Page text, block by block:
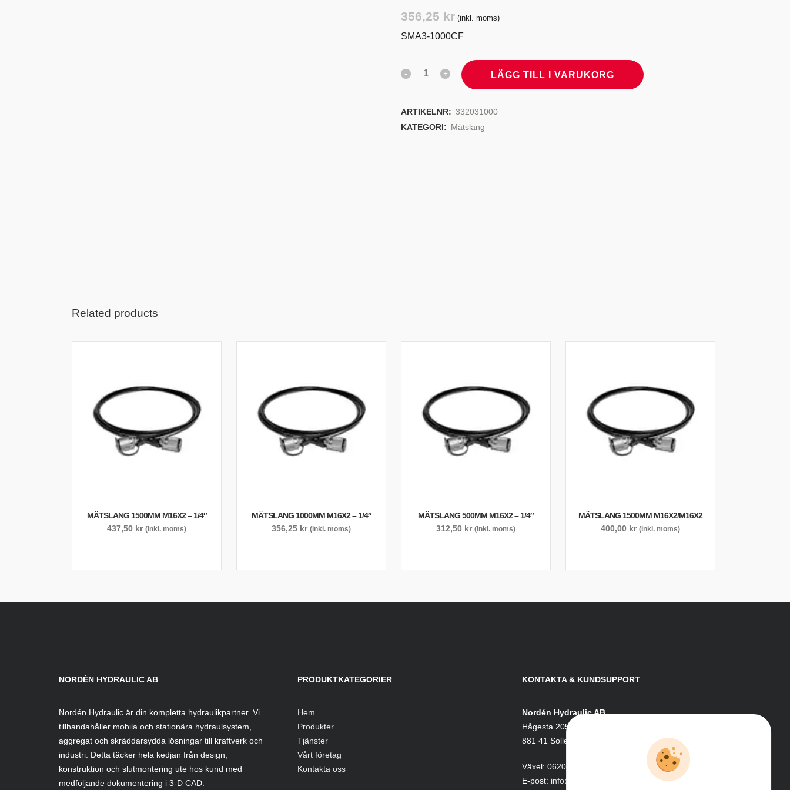
356,25 kr (inkl. moms)
SMA3-1000CF
LÄGG TILL I VARUKORG
ARTIKELNR: 332031000
KATEGORI: Mätslang
Related products
MÄTSLANG 1500MM M16X2 – 1/4″
437,50 kr (inkl. moms)
MÄTSLANG 1000MM M16X2 – 1/4″
356,25 kr (inkl. moms)
MÄTSLANG 500MM M16X2 – 1/4″
312,50 kr (inkl. moms)
MÄTSLANG 1500MM M16X2/M16X2
400,00 kr (inkl. moms)
NORDÉN HYDRAULIC AB
Nordén Hydraulic är din kompletta hydraulikpartner. Vi
tillhandahåller mobila och stationära hydraulsystem,
aggregat och skräddarsydda lösningar till kraftverk och
industri. Detta täcker hela kedjan från design,
konstruktion och slutmontering ute hos kund med
medföljande dokumentering i 3-D CAD.
PRODUKTKATEGORIER
Hem
Produkter
Tjänster
Vårt företag
Kontakta oss
KONTAKTA & KUNDSUPPORT
Nordén Hydraulic AB
Hågesta 205
881 41 Sollefteå
Växel: 0620-161 41
E-post: info@nordenhydraulic.se